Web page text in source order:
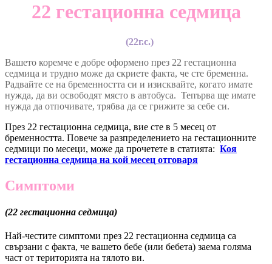
22 гестационна седмица
(22г.с.)
Вашето коремче е добре оформено през 22 гестационна
седмица и трудно може да скриете факта, че сте бременна.
Радвайте се на бременността си и изисквайте, когато имате
нужда, да ви освободят място в автобуса. Тепърва ще имате
нужда да отпочивате, трябва да се грижите за себе си.
През 22 гестационна седмица, вие сте в 5 месец от
бременността. Повече за разпределението на гестационните
седмици по месеци, може да прочетете в статията: Коя
гестационна седмица на кой месец отговаря
Симптоми
(22 гестационна седмица)
Най-честите симптоми през 22 гестационна седмица са
свързани с факта, че вашето бебе (или бебета) заема голяма
част от територията на тялото ви.